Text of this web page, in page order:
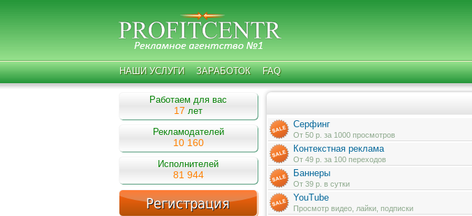
НАШИ УСЛУГИ ЗАРАБОТОК FAQ
Работаем для вас
17 лет
Рекламодателей
10 160
Исполнителей
81 944
Серфинг
От 50 р. за 1000 просмотров
Контекстная реклама
От 49 р. за 100 переходов
Баннеры
От 39 р. в сутки
YouTube
Просмотр видео, лайки, подписки